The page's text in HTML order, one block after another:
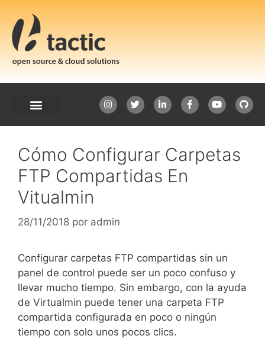
Cómo Configurar Carpetas
FTP Compartidas En
Vitualmin
28/11/2018 por admin
Configurar carpetas FTP compartidas sin un
panel de control puede ser un poco confuso y
llevar mucho tiempo. Sin embargo, con la ayuda
de Virtualmin puede tener una carpeta FTP
compartida configurada en poco o ningún
tiempo con solo unos pocos clics.